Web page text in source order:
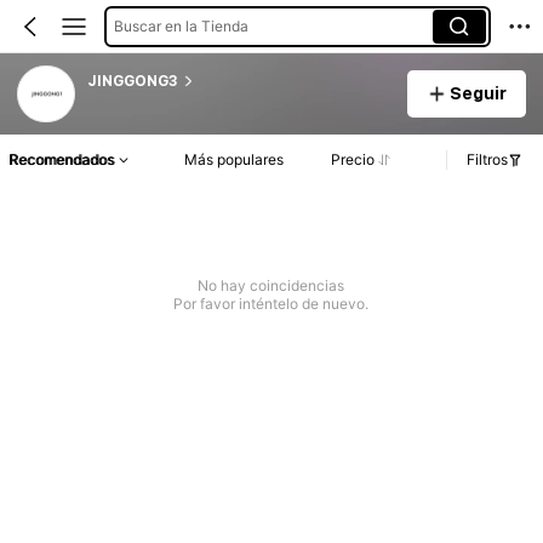
Buscar en la Tienda
JINGGONG3
Seguir
Recomendados Más populares Precio Filtros
No hay coincidencias
Por favor inténtelo de nuevo.